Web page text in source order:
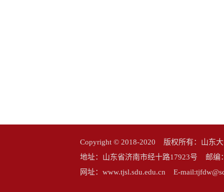
Copyright © 2018-2020 版权所有：山东
地址：山东省济南市经十路17923号 邮
网址：www.tjsl.sdu.edu.cn E-